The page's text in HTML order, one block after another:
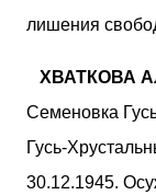
лишения
ХВАТКОВА
Семеновка
Гусь-
30.12.1945.